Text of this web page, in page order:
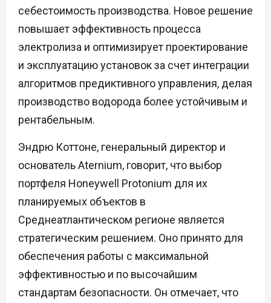
себестоимость производства. Новое решение
повышает эффективность процесса
электролиза и оптимизирует проектирование
и эксплуатацию установок за счет интеграции
алгоритмов предиктивного управления, делая
производство водорода более устойчивым и
рентабельным.
Эндрю Коттоне, генеральный директор и
основатель Aternium, говорит, что выбор
портфеля Honeywell Protonium для их
планируемых объектов в
Среднеатлантическом регионе является
стратегическим решением. Оно принято для
обеспечения работы с максимальной
эффективностью и по высочайшим
стандартам безопасности. Он отмечает, что